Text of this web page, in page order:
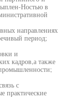
Ностью в
направлениях
период;
и
кадров,а также
с
практические